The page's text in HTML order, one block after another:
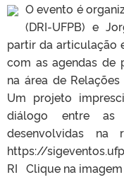
O evento é
(DRI-UFPB) e
partir da articulação
com as agendas de
na área de
Um projeto
diálogo entre as
desenvolvidas na
https://
RI Clique na